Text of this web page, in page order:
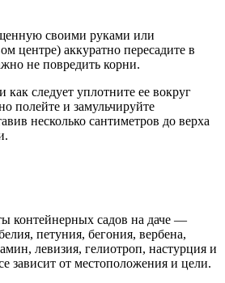
своими руками или
центре) аккуратно пересадите в
не повредить корни.
как следует уплотните ее вокруг
полейте и замульчируйте
несколько сантиметров до верха
контейнерных садов на даче —
петуния, бегония, вербена,
левизия, гелиотроп, настурция и
зависит от местоположения и цели.